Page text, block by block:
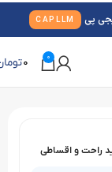
0
0
راحت و اقساطی
CAPLLM